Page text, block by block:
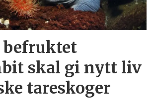
skal gi nytt liv
tareskoger